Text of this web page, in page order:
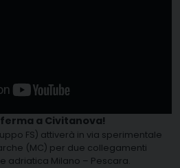
ferma a Civitanova!
FS) attiverà in via sperimentale
(MC) per due collegamenti
adriatica Milano – Pescara.